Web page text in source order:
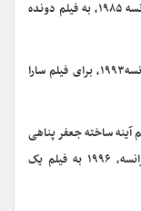
-جایزه بزرگ بهترین فیلم جشنواره سه قاره نانت، فرانسه ۱۹۸۵، به فیلم دونده
– جایزهٔ بالن نقرهٔ بهترین فیلم جشنواره سه قاره، فرانسه۱۹۹۳، برای فیلم سارا
-جایزه بزرگ بهترین فیلم در جشنواره سه قاره، فرانسه، ۱۹۹۶ به فیلم یک